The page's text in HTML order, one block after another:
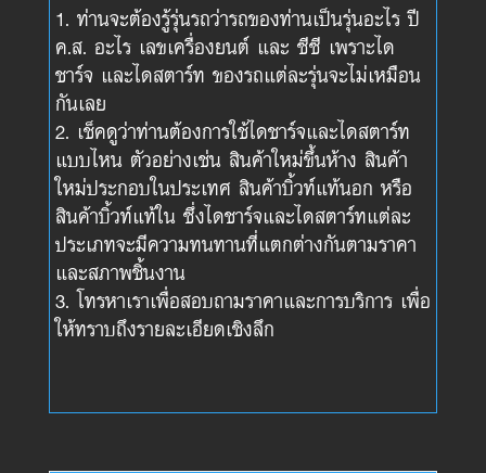
ท่านจะต้องรู้รุ่นรถว่ารถของท่านเป็นรุ่นอะไร ปี
ค.ส. อะไร เลขเครื่องยนต์ และ ซีซี เพราะได
ชาร์จ และไดสตาร์ท ของรถแต่ละรุ่นจะไม่เหมือน
กันเลย
เช็คดูว่าท่านต้องการใช้ไดชาร์จและไดสตาร์ท
แบบไหน ตัวอย่างเช่น สินค้าใหม่ขึ้นห้าง สินค้า
ใหม่ประกอบในประเทศ สินค้าบิ้วท์แท้นอก หรือ
สินค้าบิ้วท์แท้ใน ซึ่งไดชาร์จและไดสตาร์ทแต่ละ
ประเภทจะมีความทนทานที่แตกต่างกันตามราคา
และสภาพชิ้นงาน
โทรหาเราเพื่อสอบถามราคาและการบริการ เพื่อ
ให้ทราบถึงรายละเอียดเชิงลึก